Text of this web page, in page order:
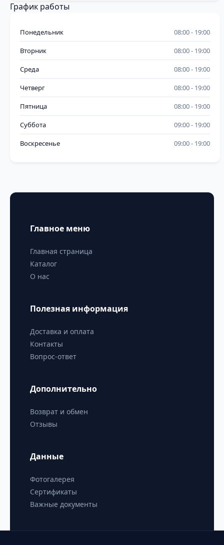
График работы
Понедельник 08:00 19:00
Вторник 08:00 19:00
Среда 08:00 19:00
Четверг 08:00 19:00
Пятница 08:00 19:00
Суббота 09:00 19:00
Воскресенье 09:00 19:00
Главное меню
Главная страница
Каталог
О нас
Полезная информация
Доставка и оплата
Контакты
Вопрос-ответ
Дополнительно
Возврат и обмен
Отзывы
Данные
Фотогалерея
Сертификаты
Важные документы